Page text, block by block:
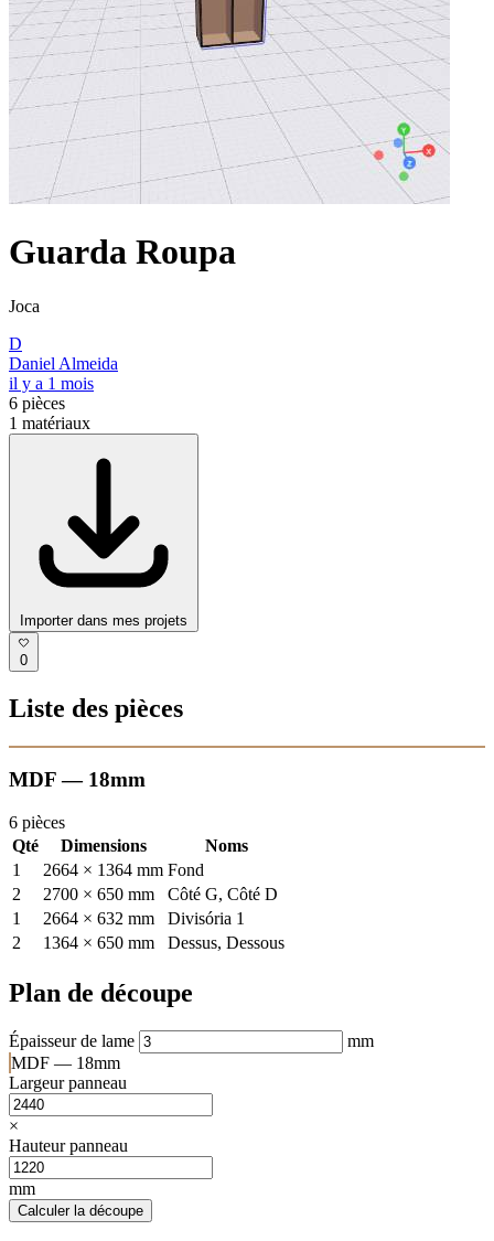
Guarda Roupa
Joca
D
Daniel Almeida
il y a 1 mois
6 pièces
1 matériaux
Importer dans mes projets
0
Liste des pièces
MDF — 18mm
6 pièces
Qté
Dimensions
Noms
1
2664 × 1364 mm Fond
2
2700 × 650 mm
Côté G, Côté D
1
2664 × 632 mm
Divisória 1
2
1364 × 650 mm Dessus, Dessous
Plan de découpe
Épaisseur de lame
mm
MDF — 18mm
Largeur panneau
×
Hauteur panneau
mm
Calculer la découpe